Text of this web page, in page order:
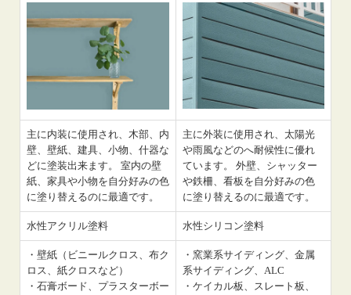
主に内装に使用され、木部、内
壁、壁紙、建具、小物、什器な
どに塗装出来ます。 室内の壁
紙、家具や小物を自分好みの色
に塗り替えるのに最適です。
主に外装に使用され、太陽光
や雨風などのへ耐候性に優れ
ています。 外壁、シャッター
や鉄柵、看板を自分好みの色
に塗り替えるのに最適です。
水性アクリル塗料 水性シリコン塗料
・壁紙（ビニールクロス、布ク
ロス、紙クロスなど）
・石膏ボード、プラスターボー
・窯業系サイディング、金属
系サイディング、ALC
・ケイカル板、スレート板、